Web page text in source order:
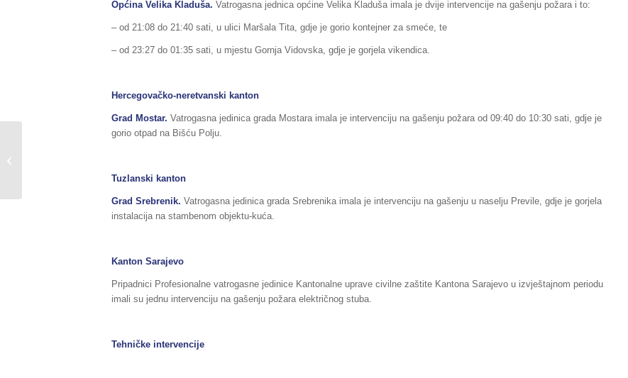
Općina Velika Kladuša. Vatrogasna jednica općine Velika Kladuša imala je dvije intervencije na gašenju požara i to:
– od 21:08 do 21:40 sati, u ulici Maršala Tita, gdje je gorio kontejner za smeće, te
– od 23:27 do 01:35 sati, u mjestu Gornja Vidovska, gdje je gorjela vikendica.
Hercegovačko-neretvanski kanton
Grad Mostar. Vatrogasna jedinica grada Mostara imala je intervenciju na gašenju požara od 09:40 do 10:30 sati, gdje je
gorio otpad na Bišću Polju.
Tuzlanski kanton
Grad Srebrenik. Vatrogasna jedinica grada Srebrenika imala je intervenciju na gašenju u naselju Previle, gdje je gorjela
instalacija na stambenom objektu-kuća.
Kanton Sarajevo
Pripadnici Profesionalne vatrogasne jedinice Kantonalne uprave civilne zaštite Kantona Sarajevo u izvještajnom periodu
imali su jednu intervenciju na gašenju požara električnog stuba.
Tehničke intervencije
nesreća na području...